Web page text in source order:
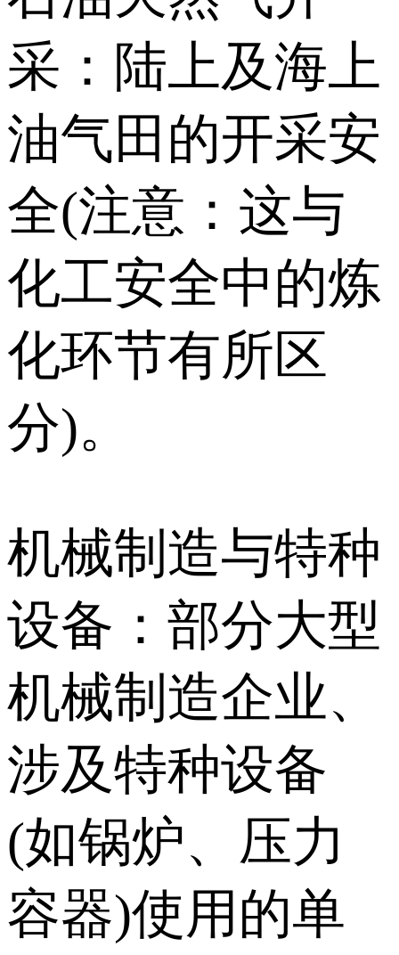
采：陆上及海上
油气田的开采安
全(注意：这与
化工安全中的炼
化环节有所区
分)。
机械制造与特种
设备：部分大型
机械制造企业、
涉及特种设备
(如锅炉、压力
容器)使用的单